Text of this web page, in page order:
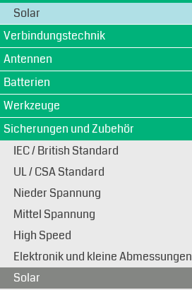
Solar
Verbindungstechnik
Antennen
Batterien
Werkzeuge
Sicherungen und Zubehör
IEC / British Standard
UL / CSA Standard
Nieder Spannung
Mittel Spannung
High Speed
Elektronik und kleine Abmessungen
Solar